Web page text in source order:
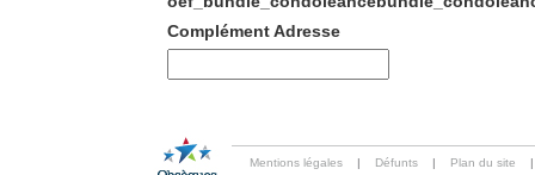
Complément Adresse
Mentions légales | Défunts | Plan du site |